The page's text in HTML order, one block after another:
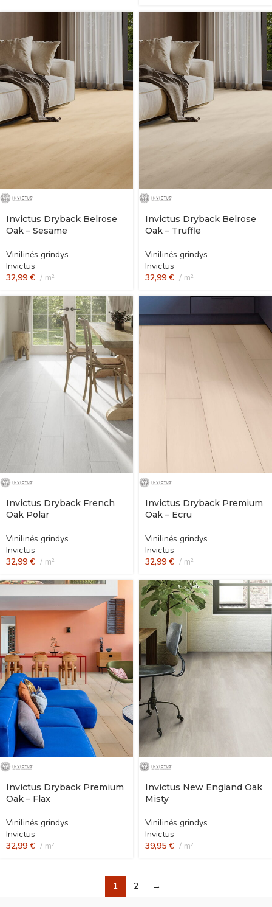
Invictus Dryback Belrose
Oak – Sesame
Vinilinės grindys
Invictus
32,99 € m²
Invictus Dryback Belrose
Oak – Truffle
Vinilinės grindys
Invictus
32,99 € m²
Invictus Dryback French
Oak Polar
Vinilinės grindys
Invictus
32,99 € m²
Invictus Dryback Premium
Oak – Ecru
Vinilinės grindys
Invictus
32,99 € m²
Invictus Dryback Premium
Oak – Flax
Vinilinės grindys
Invictus
32,99 € m²
Invictus New England Oak
Misty
Vinilinės grindys
Invictus
39,95 € m²
1 2 →